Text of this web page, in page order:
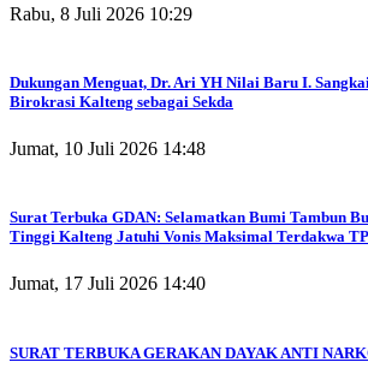
Rabu, 8 Juli 2026 10:29
Dukungan Menguat, Dr. Ari YH Nilai Baru I.
Birokrasi Kalteng sebagai Sekda
Jumat, 10 Juli 2026 14:48
Surat Terbuka GDAN: Selamatkan Bumi Tambun
Tinggi Kalteng Jatuhi Vonis Maksimal Terdakwa
Jumat, 17 Juli 2026 14:40
SURAT TERBUKA GERAKAN DAYAK ANTI